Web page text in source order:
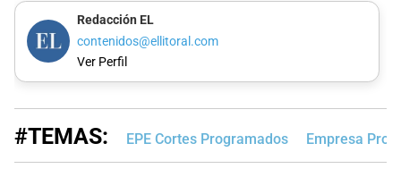
Redacción EL
contenidos@ellitoral.com
Ver Perfil
#TEMAS: EPE Cortes Programados Empresa